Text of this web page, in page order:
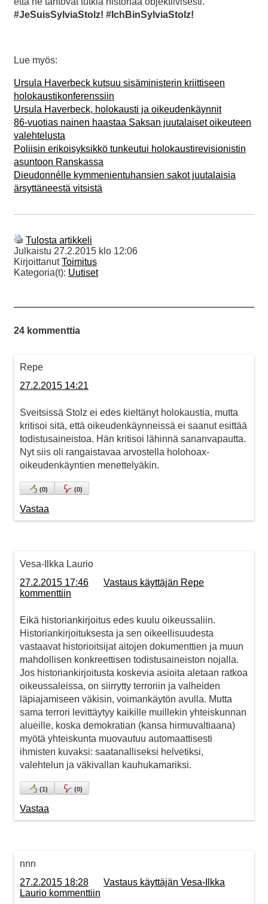
#JeSuisSylviaStolz! #IchBinSylviaStolz!
Lue myös:
Ursula Haverbeck kutsuu sisäministerin kriittiseen
holokaustikonferenssiin
Ursula Haverbeck, holokausti ja oikeudenkäynnit
86-vuotias nainen haastaa Saksan juutalaiset oikeuteen
valehtelusta
Poliisin erikoisyksikkö tunkeutui holokaustirevisionistin
asuntoon Ranskassa
Dieudonnélle kymmenientuhansien sakot juutalaisia
ärsyttäneestä vitsistä
Tulosta artikkeli
Julkaistu 27.2.2015 klo 12:06
KirjoittanutToimitus
Kategoria(t): Uutiset
24 kommenttia
Repe
27.2.2015 14:21
Sveitsissä Stolz ei edes kieltänyt holokaustia, mutta
kritisoi sitä, että oikeudenkäynneissä ei saanut esittää
todistusaineistoa. Hän kritisoi lähinnä sananvapautta.
Nyt siis oli rangaistavaa arvostella holohoax-
oikeudenkäyntien menettelyäkin.
(0) (0)
Vastaa
Vesa-Ilkka Laurio
27.2.2015 17:46
Vastaus käyttäjän Repe
kommenttiin
Eikä historiankirjoitus edes kuulu oikeussaliin.
Historiankirjoituksesta ja sen oikeellisuudesta
vastaavat historioitsijat aitojen dokumenttien ja muun
mahdollisen konkreettisen todistusaineiston nojalla.
Jos historiankirjoitusta koskevia asioita aletaan ratkoa
oikeussaleissa, on siirrytty terroriin ja valheiden
läpiajamiseen väkisin, voimankäytön avulla. Mutta
sama terrori levittäytyy kaikille muillekin yhteiskunnan
alueille, koska demokratian (kansa hirmuvaltiaana)
myötä yhteiskunta muovautuu automaattisesti
ihmisten kuvaksi: saatanalliseksi helvetiksi,
valehtelun ja väkivallan kauhukamariksi.
(1) (0)
Vastaa
nnn
27.2.2015 18:28
Vastaus käyttäjän Vesa-Ilkka
Laurio kommenttiin